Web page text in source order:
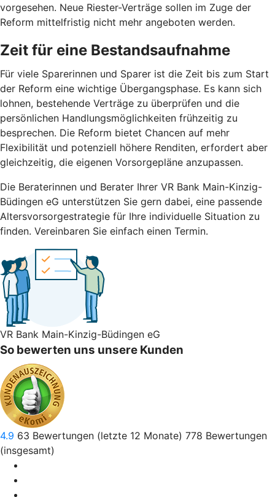
vorgesehen. Neue Riester-Verträge sollen im Zuge der
Reform mittelfristig nicht mehr angeboten werden.
Zeit für eine Bestandsaufnahme
Für viele Sparerinnen und Sparer ist die Zeit bis zum Start
der Reform eine wichtige Übergangsphase. Es kann sich
lohnen, bestehende Verträge zu überprüfen und die
persönlichen Handlungsmöglichkeiten frühzeitig zu
besprechen. Die Reform bietet Chancen auf mehr
Flexibilität und potenziell höhere Renditen, erfordert aber
gleichzeitig, die eigenen Vorsorgepläne anzupassen.
Die Beraterinnen und Berater Ihrer VR Bank Main-Kinzig-
Büdingen eG unterstützen Sie gern dabei, eine passende
Altersvorsorgestrategie für Ihre individuelle Situation zu
finden. Vereinbaren Sie einfach einen Termin.
VR Bank Main-Kinzig-Büdingen eG
So bewerten uns unsere Kunden
4.9 63 Bewertungen (letzte 12 Monate) 778 Bewertungen
(insgesamt)